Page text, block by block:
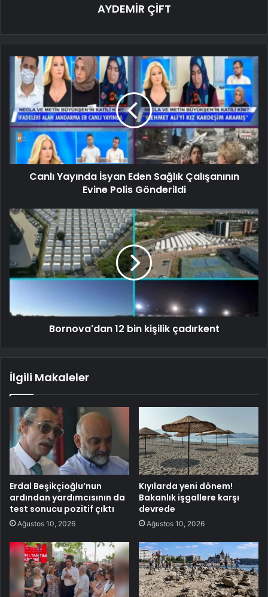
AYDEMİR ÇİFT
Canlı Yayında İsyan Eden Sağlık Çalışanının
Evine Polis Gönderildi
Bornova'dan 12 bin kişilik çadırkent
İlgili Makaleler
Erdal Beşikçioğlu’nun
ardından yardımcısının da
test sonucu pozitif çıktı
Ağustos 10, 2026
Kıyılarda yeni dönem!
Bakanlık işgallere karşı
devrede
Ağustos 10, 2026